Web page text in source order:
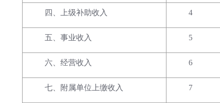
四、上级补助收入 4
五、事业收入 5
六、经营收入 6
七、附属单位上缴收入 7